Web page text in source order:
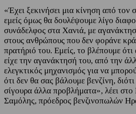
«Έχει ξεκινήσει μια κίνηση από τον
εμείς όμως θα δουλέψουμε λίγο
συνάδελφος στα Χανιά, με
στους ανθρώπους που δεν φοράνε
πρατήριό του. Εμείς, το βλέπουμε
είχε την αγανάκτησή του, από την
ελεγκτικός μηχανισμός για να
ότι δεν θα σας βάλουμε βενζίνη,
σίγουρα άλλα προβλήματα», λέει
Σαμόλης, πρόεδρος βενζινοπωλών